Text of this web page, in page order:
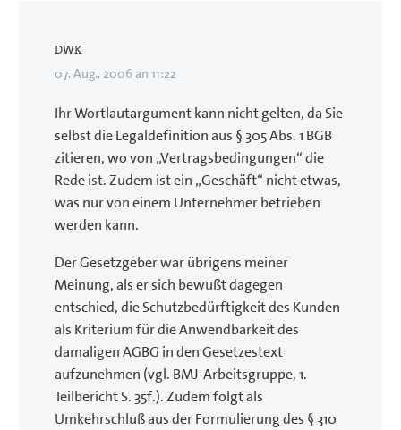
DWK
07. Aug.. 2006 an 11:22
Ihr Wortlautargument kann nicht gelten, da Sie
selbst die Legaldefinition aus § 305 Abs. 1 BGB
zitieren, wo von „Vertragsbedingungen“ die
Rede ist. Zudem ist ein „Geschäft“ nicht etwas,
was nur von einem Unternehmer betrieben
werden kann.
Der Gesetzgeber war übrigens meiner
Meinung, als er sich bewußt dagegen
entschied, die Schutzbedürftigkeit des Kunden
als Kriterium für die Anwendbarkeit des
damaligen AGBG in den Gesetzestext
aufzunehmen (vgl. BMJ-Arbeitsgruppe, 1.
Teilbericht S. 35f.). Zudem folgt als
Umkehrschluß aus der Formulierung des § 310